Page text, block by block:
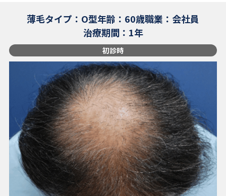
薄毛タイプ：O型年齢：60歳職業：会社員
治療期間：1年
初診時